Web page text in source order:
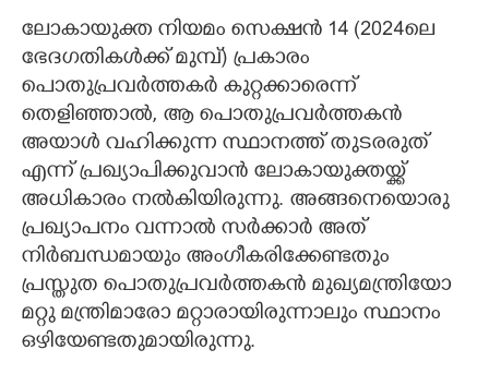
ലോകായുക്ത നിയമം സെക്ഷൻ 14 (2024ലെ
ഭേദഗതികൾക്ക് മുമ്പ്) പ്രകാരം
പൊതുപ്രവർത്തകർ കുറ്റക്കാരെന്ന്
തെളിഞ്ഞാൽ, ആ പൊതുപ്രവർത്തകൻ
അയാൾ വഹിക്കുന്ന സ്ഥാനത്ത് തുടരരുത്
എന്ന് പ്രഖ്യാപിക്കുവാൻ ലോകായുക്തയ്ക്ക്
അധികാരം നൽകിയിരുന്നു. അങ്ങനെയൊരു
പ്രഖ്യാപനം വന്നാൽ സർക്കാർ അത്
നിർബന്ധമായും അംഗീകരിക്കേണ്ടതും
പ്രസ്തുത പൊതുപ്രവർത്തകൻ മുഖ്യമന്ത്രിയോ
മറ്റു മന്ത്രിമാരോ മറ്റാരായിരുന്നാലും സ്ഥാനം
ഒഴിയേണ്ടതുമായിരുന്നു.